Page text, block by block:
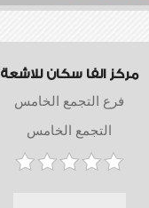
مركز الفا سكان للاشعة
فرع التجمع الخامس
التجمع الخامس